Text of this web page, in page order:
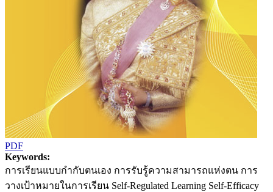
PDF
Keywords:
การเรียนแบบกำกับตนเอง การรับรู้ความสามารถแห่งตน การ
วางเป้าหมายในการเรียน Self-Regulated Learning Self-Efficacy